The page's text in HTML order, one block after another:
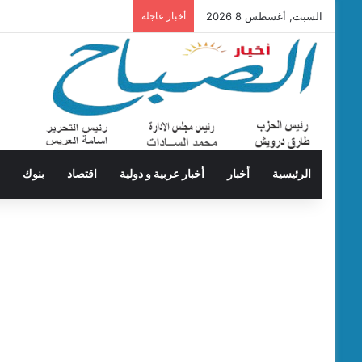
السبت, أغسطس 8 2026 أخبار عاجلة
الرئيسية أخبار أخبار عربية و دولية اقتصاد بنوك